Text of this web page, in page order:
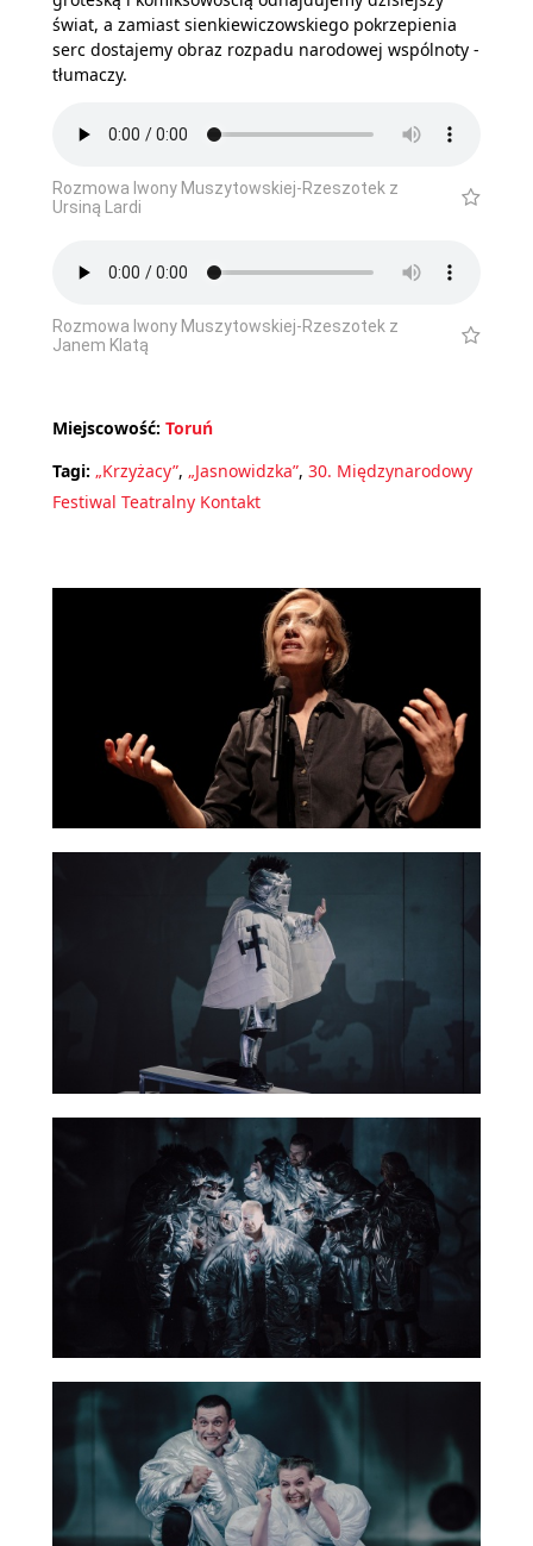
świat, a zamiast sienkiewiczowskiego pokrzepienia
serc dostajemy obraz rozpadu narodowej wspólnoty -
tłumaczy.
Rozmowa Iwony Muszytowskiej-Rzeszotek z
Ursiną Lardi
Rozmowa Iwony Muszytowskiej-Rzeszotek z
Janem Klatą
Miejscowość: Toruń
Tagi: „Krzyżacy”, „Jasnowidzka”, 30. Międzynarodowy
Festiwal Teatralny Kontakt